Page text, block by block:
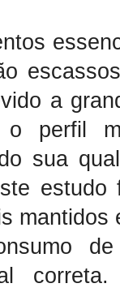
a
o perfil
sua